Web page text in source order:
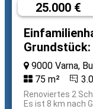
25.000 €
Grundstück:
9000 Varna,
75 m²
Renoviertes 2
Es ist 8 km nach